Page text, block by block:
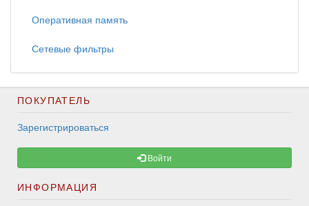
Оперативная память
Сетевые фильтры
ПОКУПАТЕЛЬ
Зарегистрироваться
Войти
ИНФОРМАЦИЯ